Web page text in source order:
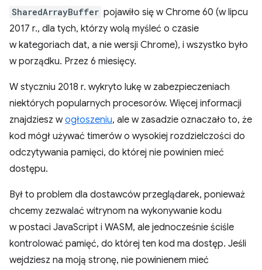
SharedArrayBuffer pojawiło się w Chrome 60 (w lipcu
2017 r., dla tych, którzy wolą myśleć o czasie
w kategoriach dat, a nie wersji Chrome), i wszystko było
w porządku. Przez 6 miesięcy.
W styczniu 2018 r. wykryto lukę w zabezpieczeniach
niektórych popularnych procesorów. Więcej informacji
znajdziesz wogłoszeniu, ale w zasadzie oznaczało to, że
kod mógł używać timerów o wysokiej rozdzielczości do
odczytywania pamięci, do której nie powinien mieć
dostępu.
Był to problem dla dostawców przeglądarek, ponieważ
chcemy zezwalać witrynom na wykonywanie kodu
w postaci JavaScript i WASM, ale jednocześnie ściśle
kontrolować pamięć, do której ten kod ma dostęp. Jeśli
wejdziesz na moją stronę, nie powinienem mieć